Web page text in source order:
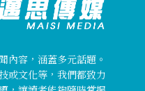
內容，涵蓋多元話題。
或文化等，我們都致力